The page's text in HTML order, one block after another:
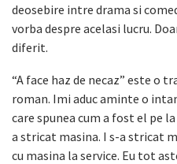
deosebire intre drama si
vorba despre acelasi lucru.
diferit.
“A face haz de necaz” este o
roman. Imi aduc aminte o
care spunea cum a fost el pe
a stricat masina. I s-a stricat
cu masina la service. Eu tot